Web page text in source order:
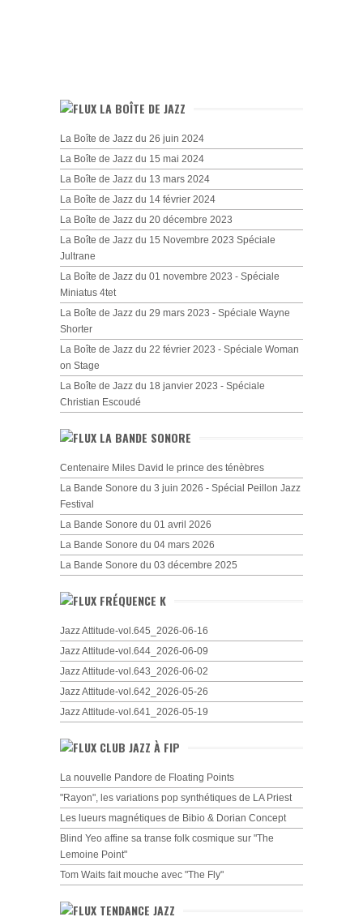
LA BOÎTE DE JAZZ
La Boîte de Jazz du 26 juin 2024
La Boîte de Jazz du 15 mai 2024
La Boîte de Jazz du 13 mars 2024
La Boîte de Jazz du 14 février 2024
La Boîte de Jazz du 20 décembre 2023
La Boîte de Jazz du 15 Novembre 2023 Spéciale
Jultrane
La Boîte de Jazz du 01 novembre 2023 - Spéciale
Miniatus 4tet
La Boîte de Jazz du 29 mars 2023 - Spéciale Wayne
Shorter
La Boîte de Jazz du 22 février 2023 - Spéciale Woman
on Stage
La Boîte de Jazz du 18 janvier 2023 - Spéciale
Christian Escoudé
LA BANDE SONORE
Centenaire Miles David le prince des ténèbres
La Bande Sonore du 3 juin 2026 - Spécial Peillon Jazz
Festival
La Bande Sonore du 01 avril 2026
La Bande Sonore du 04 mars 2026
La Bande Sonore du 03 décembre 2025
FRÉQUENCE K
Jazz Attitude-vol.645_2026-06-16
Jazz Attitude-vol.644_2026-06-09
Jazz Attitude-vol.643_2026-06-02
Jazz Attitude-vol.642_2026-05-26
Jazz Attitude-vol.641_2026-05-19
CLUB JAZZ À FIP
La nouvelle Pandore de Floating Points
"Rayon", les variations pop synthétiques de LA Priest
Les lueurs magnétiques de Bibio & Dorian Concept
Blind Yeo affine sa transe folk cosmique sur "The
Lemoine Point"
Tom Waits fait mouche avec "The Fly"
TENDANCE JAZZ